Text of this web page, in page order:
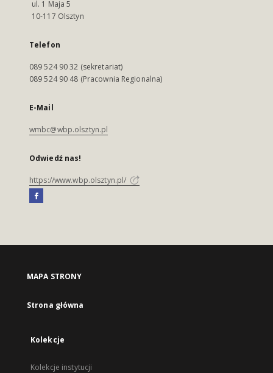
ul. 1 Maja 5
10-117 Olsztyn
Telefon
089 524 90 32 (sekretariat)
089 524 90 48 (Pracownia Regionalna)
E-Mail
wmbc@wbp.olsztyn.pl
Odwiedź nas!
https://www.wbp.olsztyn.pl/
MAPA STRONY
Strona główna
Kolekcje
Kolekcje instytucji